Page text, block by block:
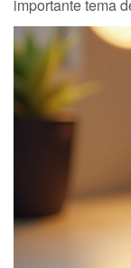
importante tema